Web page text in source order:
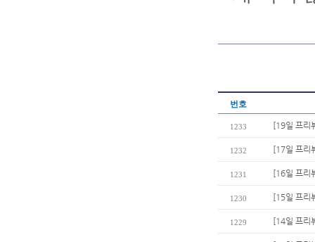
번호
1233 [19일 프리
1232 [17일 프리
1231 [16일 프리
1230 [15일 프리
1229 [14일 프리